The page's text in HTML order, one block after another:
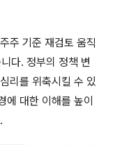
주 기준 재검토 움직
다. 정부의 정책 변
리를 위축시킬 수 있
에 대한 이해를 높이